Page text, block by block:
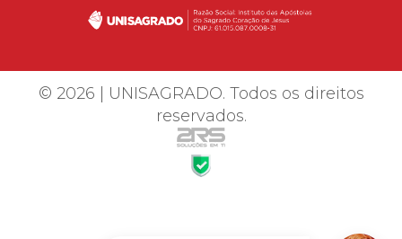
© 2026 | UNISAGRADO. Todos os direitos
reservados.